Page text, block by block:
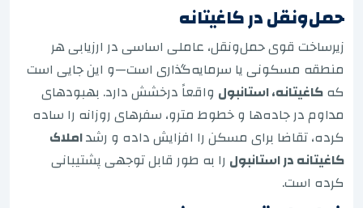
حمل‌ونقل در کاغیتانه
زیرساخت قوی حمل‌ونقل، عاملی اساسی در ارزیابی هر
منطقه مسکونی یا سرمایه‌گذاری است—و این جایی است
کهکاغیتانه، استانبول واقعاً درخشش دارد. بهبودهای
مداوم در جاده‌ها و خطوط مترو، سفرهای روزانه را ساده
کرده، تقاضا برای مسکن را افزایش داده و رشداملاک
کاغیتانه در استانبول را به طور قابل توجهی پشتیبانی
کرده است.